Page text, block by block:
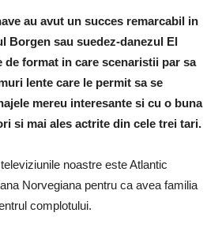
au avut un succes remarcabil in
Borgen sau suedez-danezul El
de format in care scenaristii par sa
lente care le permit sa se
mereu interesante si cu o buna
si mai ales actrite din cele trei tari.
noastre este Atlantic
Norvegiana pentru ca avea familia
complotului.